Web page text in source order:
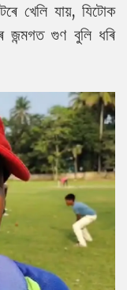
খেলি যায়, যিটোক
জন্মগত গুণ বুলি ধৰি